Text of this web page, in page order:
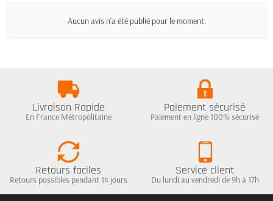
Aucun avis n'a été publié pour le moment.
Livraison Rapide
En France Métropolitaine
Paiement sécurisé
Paiement en ligne 100% sécurisé
Retours faciles
Retours possibles pendant 14 jours
Service client
Du lundi au vendredi de 9h à 17h